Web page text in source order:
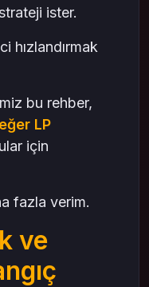
ve Momentum
Saatte Oyna
Odak + Denge
Güçlendir
ister.
hızlandırmak
bu rehber,
LP
için
fazla verim.
ve